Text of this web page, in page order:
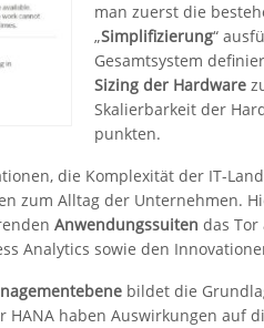
man zuerst die
„Simplifizierung“
Gesamtsystem
Sizing der Hardware
Skalierbarkeit der
punkten.
die Komplexität der IT-
zum Alltag der Unternehmen.
Anwendungssuiten das
Analytics sowie den
bildet die
HANA haben Auswirkungen auf